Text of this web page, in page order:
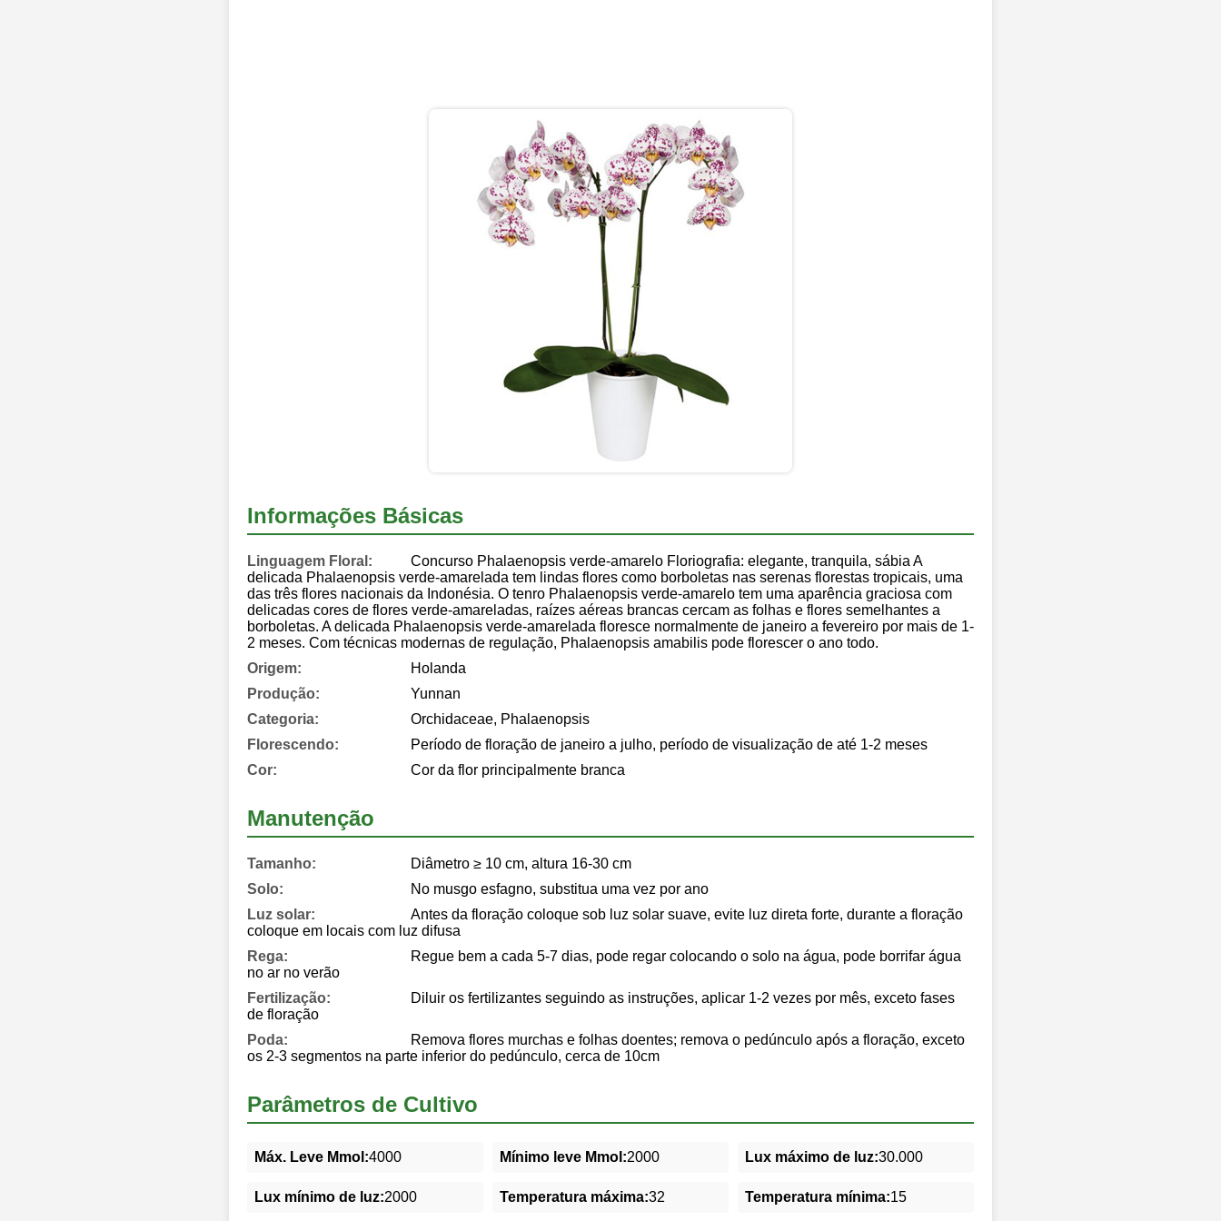
Informações Básicas
Linguagem Floral:
Concurso Phalaenopsis verde-amarelo Floriografia: elegante, tranquila, sábia A
delicada Phalaenopsis verde-amarelada tem lindas flores como borboletas nas serenas florestas tropicais, uma
das três flores nacionais da Indonésia. O tenro Phalaenopsis verde-amarelo tem uma aparência graciosa com
delicadas cores de flores verde-amareladas, raízes aéreas brancas cercam as folhas e flores semelhantes a
borboletas. A delicada Phalaenopsis verde-amarelada floresce normalmente de janeiro a fevereiro por mais de 1-
2 meses. Com técnicas modernas de regulação, Phalaenopsis amabilis pode florescer o ano todo.
Origem:
Holanda
Produção:
Yunnan
Categoria:
Orchidaceae, Phalaenopsis
Florescendo:
Período de floração de janeiro a julho, período de visualização de até 1-2 meses
Cor:
Cor da flor principalmente branca
Manutenção
Tamanho:
Diâmetro ≥ 10 cm, altura 16-30 cm
Solo:
No musgo esfagno, substitua uma vez por ano
Luz solar:
Antes da floração coloque sob luz solar suave, evite luz direta forte, durante a floração
coloque em locais com luz difusa
Rega:
Regue bem a cada 5-7 dias, pode regar colocando o solo na água, pode borrifar água
no ar no verão
Fertilização:
Diluir os fertilizantes seguindo as instruções, aplicar 1-2 vezes por mês, exceto fases
de floração
Poda:
Remova flores murchas e folhas doentes; remova o pedúnculo após a floração, exceto
os 2-3 segmentos na parte inferior do pedúnculo, cerca de 10cm
Parâmetros de Cultivo
Máx. Leve Mmol:4000 Mínimo leve Mmol:2000 Lux máximo de luz:30.000
Lux mínimo de luz:2000 Temperatura máxima:32 Temperatura mínima:15